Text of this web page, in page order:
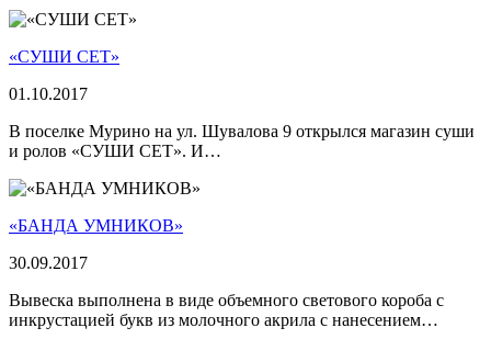
«СУШИ СЕТ»
01.10.2017
В поселке Мурино на ул. Шувалова 9 открылся магазин суши
и ролов «СУШИ СЕТ». И…
«БАНДА УМНИКОВ»
30.09.2017
Вывеска выполнена в виде объемного светового короба с
инкрустацией букв из молочного акрила с нанесением…